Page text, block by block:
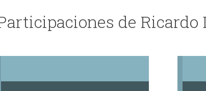
de Ricardo